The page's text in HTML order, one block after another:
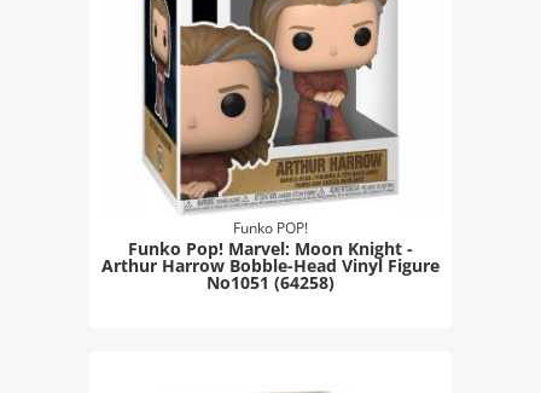
Funko POP!
Funko Pop! Marvel: Moon Κnight -
Arthur Harrow Bobble-Head Vinyl Figure
No1051 (64258)